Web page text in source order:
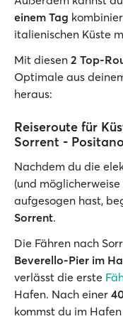
einem Tag
italienischen Küste
Mit diesen 2 Top-
Optimale aus
heraus:
Reiseroute für
Sorrent -
Nachdem du die
(und
aufgesogen hast,
Sorrent.
Die Fähren nach
Beverello-Pier im
verlässt die erste
Hafen. Nach einer
kommst du im